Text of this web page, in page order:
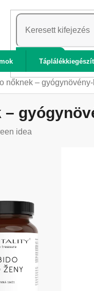
KERESÉS
nőknek –
idea